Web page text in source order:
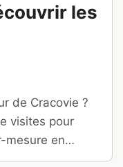
les
de Cracovie ?
visites pour
mesure en